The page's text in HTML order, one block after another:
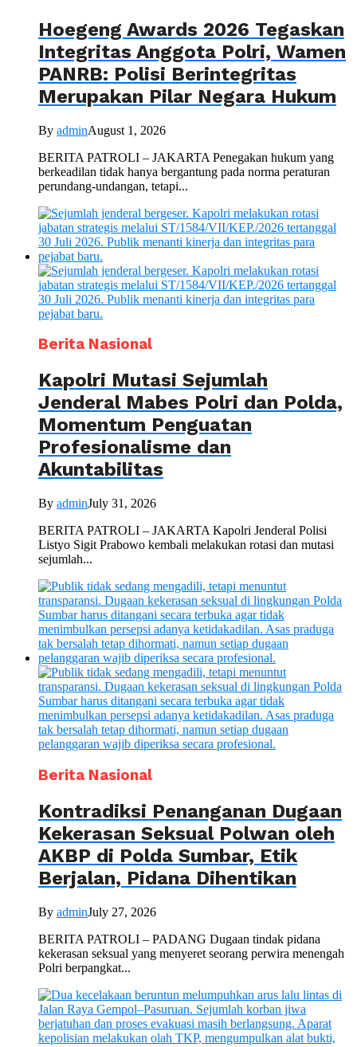
Hoegeng Awards 2026 Tegaskan
Integritas Anggota Polri, Wamen
PANRB: Polisi Berintegritas
Merupakan Pilar Negara Hukum
By adminAugust 1, 2026
BERITA PATROLI – JAKARTA Penegakan hukum yang
berkeadilan tidak hanya bergantung pada norma peraturan
perundang-undangan, tetapi...
Berita Nasional
Kapolri Mutasi Sejumlah
Jenderal Mabes Polri dan Polda,
Momentum Penguatan
Profesionalisme dan
Akuntabilitas
By adminJuly 31, 2026
BERITA PATROLI – JAKARTA Kapolri Jenderal Polisi
Listyo Sigit Prabowo kembali melakukan rotasi dan mutasi
sejumlah...
Berita Nasional
Kontradiksi Penanganan Dugaan
Kekerasan Seksual Polwan oleh
AKBP di Polda Sumbar, Etik
Berjalan, Pidana Dihentikan
By adminJuly 27, 2026
BERITA PATROLI – PADANG Dugaan tindak pidana
kekerasan seksual yang menyeret seorang perwira menengah
Polri berpangkat...